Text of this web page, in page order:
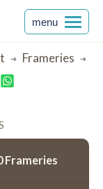
menu
Frameries
Frameries